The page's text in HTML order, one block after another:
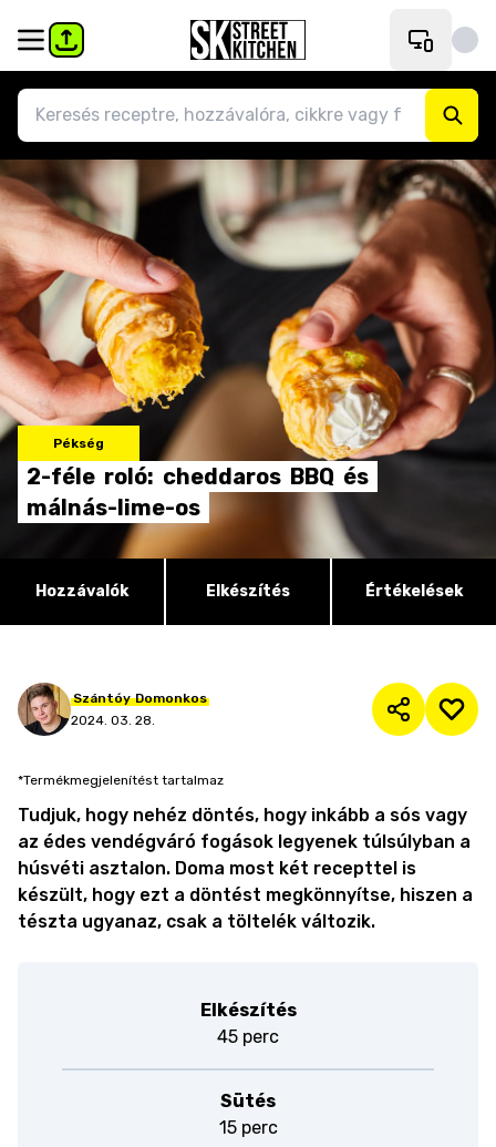
Pékség
2-féle roló: cheddaros BBQ és
málnás-lime-os
Hozzávalók Elkészítés Értékelések
Szántóy Domonkos
2024. 03. 28.
*Termékmegjelenítést tartalmaz
Tudjuk, hogy nehéz döntés, hogy inkább a sós vagy
az édes vendégváró fogások legyenek túlsúlyban a
húsvéti asztalon. Doma most két recepttel is
készült, hogy ezt a döntést megkönnyítse, hiszen a
tészta ugyanaz, csak a töltelék változik.
Elkészítés
45 perc
Sütés
15 perc